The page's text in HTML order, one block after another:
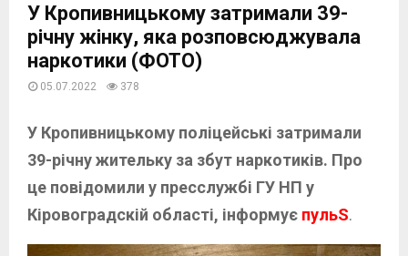
У Кропивницькому затримали 39-
річну жінку, яка розповсюджувала
наркотики (ФОТО)
05.07.2022 378
У Кропивницькому поліцейські затримали
39-річну жительку за збут наркотиків. Про
це повідомили у пресслужбі ГУ НП у
Кіровоградскій області, інформує пульS.